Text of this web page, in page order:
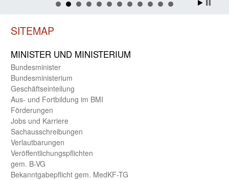
SITEMAP
MINISTER UND MINIST­ERIUM
Bundes­minister
Bundes­ministerium
Geschäfts­einteilung
Aus- und Fortbildung im BMI
Förderungen
Jobs und Karriere
Sachaus­schreibungen
Verlautbarungen
Veröffentlichungspflichten
gem. B-VG
Bekanntgabepflicht gem. MedKF-TG